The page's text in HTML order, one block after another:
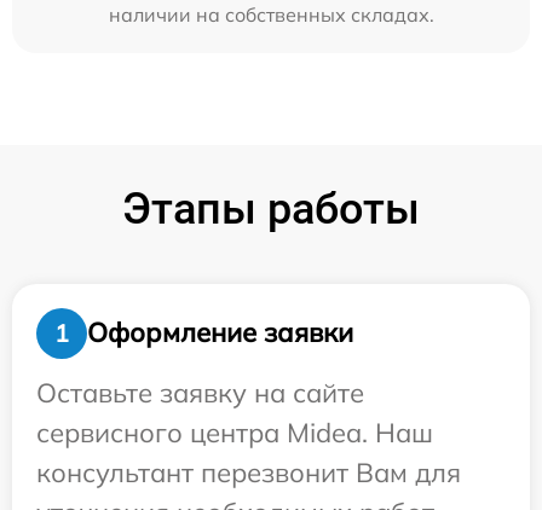
наличии на собственных складах.
Этапы работы
1
Оформление заявки
Оставьте заявку на сайте
сервисного центра Midea. Наш
консультант перезвонит Вам для